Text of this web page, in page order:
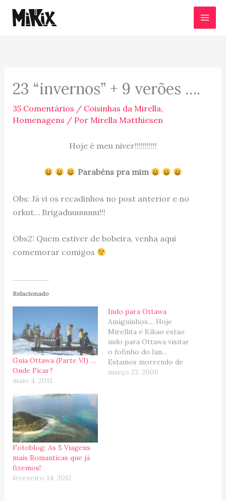
para
23 “invernos” + 9 verões ….
35 Comentários / Coisinhas da Mirella,
Homenagens / Por Mirella Matthiesen
Hoje é meu niver!!!!!!!!!!!
Parabéns pra mim
Obs: Já vi os recadinhos no post anterior e no
orkut… Brigaduuuuuuu!!!
Obs2: Quem estiver de bobeira, venha aqui
comemorar comigos
Relacionado
Guia Ottawa (Parte VI) …
Onde Ficar?
maio 4, 2011
Indo para Ottawa
Amiguinhos.... Hoje
Mirellita e Kikao estao
indo para Ottawa visitar
o fofinho do Ian...
Estamos morrendo de
saudades dele (e do
março 23, 2006
Fotoblog: As 5 Viagens
mais Romanticas que já
fizemos!
fevereiro 14, 2012